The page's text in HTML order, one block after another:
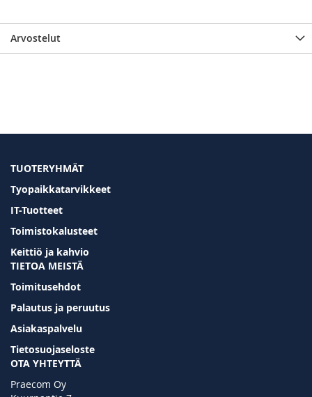
Arvostelut
TUOTERYHMÄT
Tyopaikkatarvikkeet
IT-Tuotteet
Toimistokalusteet
Keittiö ja kahvio
TIETOA MEISTÄ
Toimitusehdot
Palautus ja peruutus
Asiakaspalvelu
Tietosuojaseloste
OTA YHTEYTTÄ
Praecom Oy